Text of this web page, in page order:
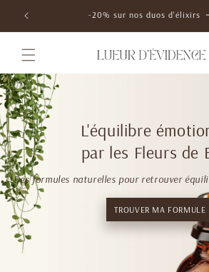
passer
Expédition sous 48h
L'équilibre
par les Fleurs de
Des formules naturelles pour retrouver
TROUVER MA FORMULE